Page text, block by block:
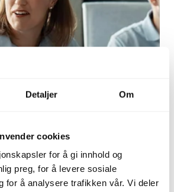
Detaljer Om
cookies
for å gi innhold og
preg, for å levere sosiale
for å analysere trafikken vår. Vi deler
Bergen